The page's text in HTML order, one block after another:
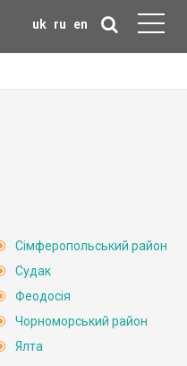
uk ru en
Сімферопольський район
Судак
Феодосія
Чорноморський район
Ялта